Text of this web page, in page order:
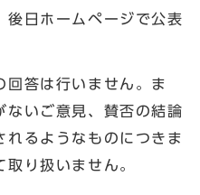
後日ホームページで公表
回答は行いません。ま
ないご意見、賛否の結論
れるようなものにつきま
取り扱いません。